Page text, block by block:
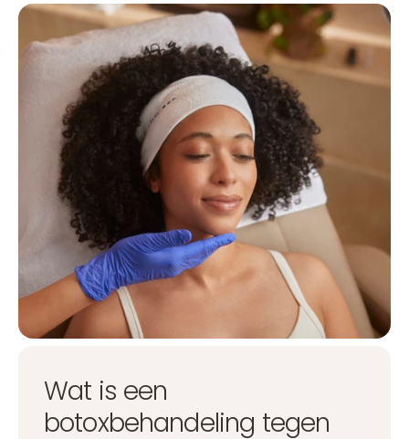
Wat is een
botoxbehandeling tegen